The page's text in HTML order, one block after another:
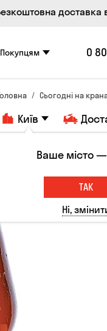
доставка
Покупцям 0
Сьогодні на
Київ
Ваше місто —
ТАК
Ні,